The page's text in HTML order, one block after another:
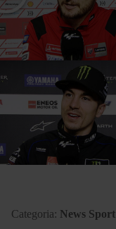
Categoria: News Sport